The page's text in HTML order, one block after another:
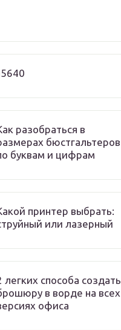
разобраться в
бюстгальтеров
буквам и цифрам
принтер выбрать:
или лазерный
легких способа создать
в ворде на всех
офиса